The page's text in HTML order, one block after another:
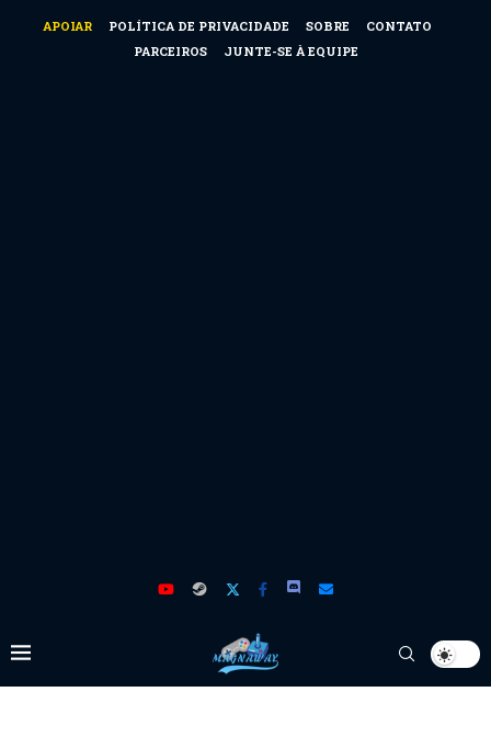
APOIAR POLÍTICA DE PRIVACIDADE SOBRE
CONTATO
PARCEIROS
JUNTE-SE À EQUIPE